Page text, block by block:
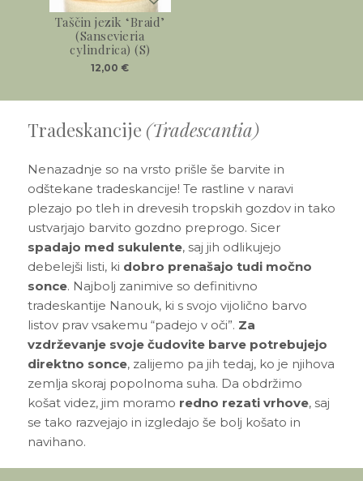
Taščin jezik ‘Braid’
(Sansevieria
cylindrica) (S)
12,00 €
Tradeskancije (Tradescantia)
Nenazadnje so na vrsto prišle še barvite in
odštekane tradeskancije! Te rastline v naravi
plezajo po tleh in drevesih tropskih gozdov in tako
ustvarjajo barvito gozdno preprogo. Sicer
spadajo med sukulente, saj jih odlikujejo
debelejši listi, ki dobro prenašajo tudi močno
sonce. Najbolj zanimive so definitivno
tradeskantije Nanouk, ki s svojo vijolično barvo
listov prav vsakemu “padejo v oči”. Za
vzdrževanje svoje čudovite barve potrebujejo
direktno sonce, zalijemo pa jih tedaj, ko je njihova
zemlja skoraj popolnoma suha. Da obdržimo
košat videz, jim moramo redno rezati vrhove, saj
se tako razvejajo in izgledajo še bolj košato in
navihano.